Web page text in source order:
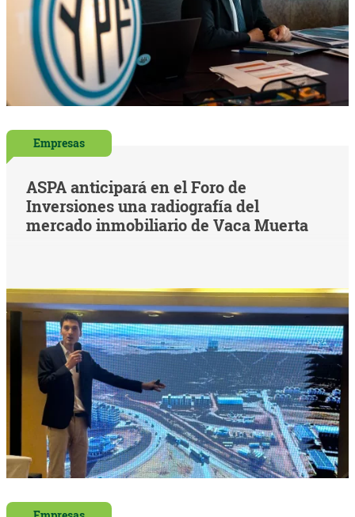
Empresas
ASPA anticipará en el Foro de
Inversiones una radiografía del
mercado inmobiliario de Vaca Muerta